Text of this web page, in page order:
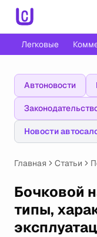
Легковые
Автоновости
Новости
Главная Статьи
Бочковой
типы,